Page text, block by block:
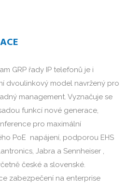
GRP řady IP telefonů je i
dvoulinkový model navržený pro
management. Vyznačuje se
funkcí nové generace,
pro maximální
PoE napájení, podporou EHS
Jabra a Sennheiser ,
české a slovenské.
zabezpečení na enterprise